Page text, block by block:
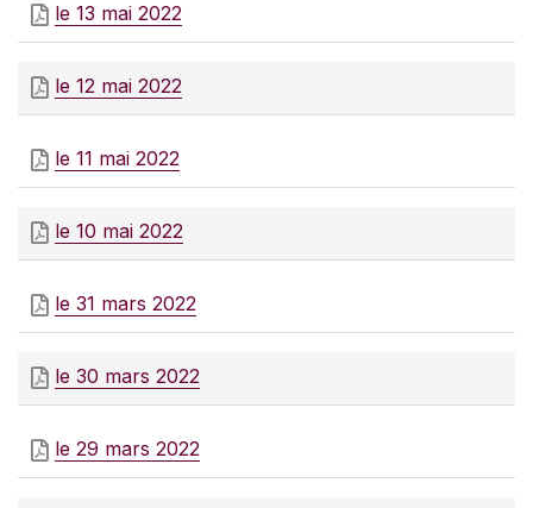
le 13 mai 2022
le 12 mai 2022
le 11 mai 2022
le 10 mai 2022
le 31 mars 2022
le 30 mars 2022
le 29 mars 2022